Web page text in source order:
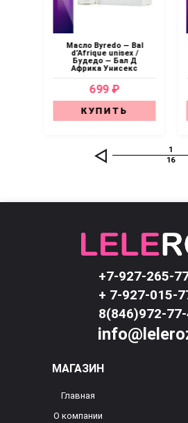
Масло Byredo — Bal
d’Afrique unisex /
Будедо — Бал Д
Африка Унисекс
699 ₽
КУПИТЬ
1
16
+7-927-265-
+ 7-927-015-
8(846)972-
МАГАЗИН
Главная
О компании